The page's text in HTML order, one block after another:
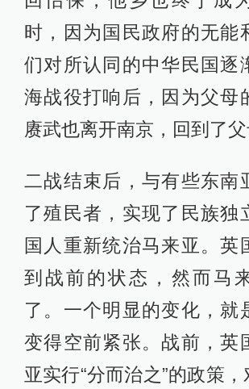
时，因为国民政府的无能
们对所认同的中华民国逐
海战役打响后，因为父母
赓武也离开南京，回到了父
二战结束后，与有些东南
了殖民者，实现了民族独
国人重新统治马来亚。英
到战前的状态，然而马
了。一个明显的变化，就
变得空前紧张。战前，英
亚实行“分而治之”的政策